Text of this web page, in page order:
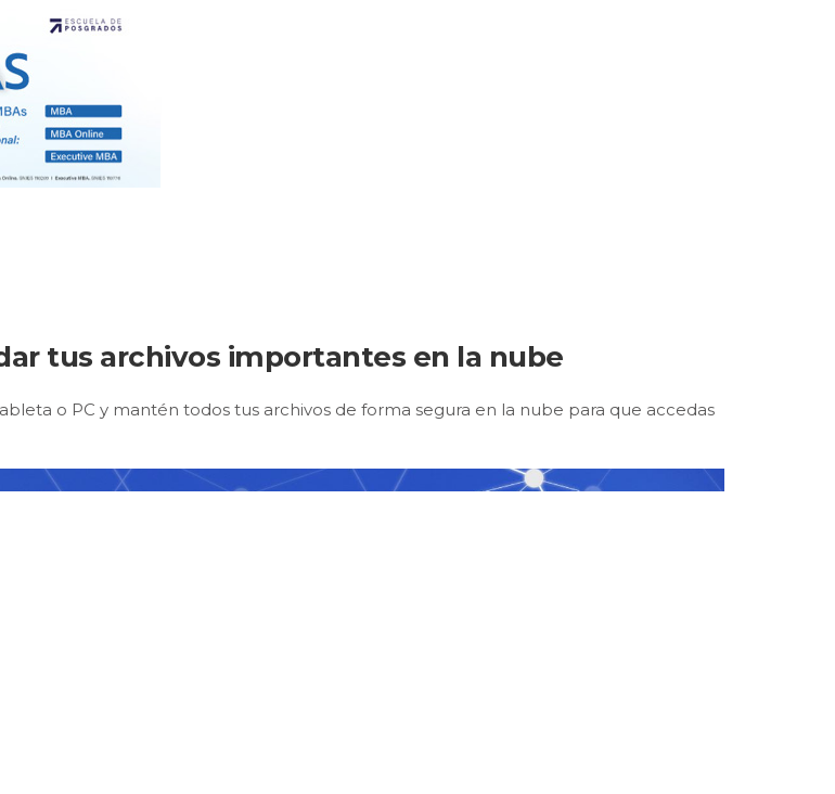
tus archivos importantes en la nube
o PC y mantén todos tus archivos de forma segura en la nube para que accedas